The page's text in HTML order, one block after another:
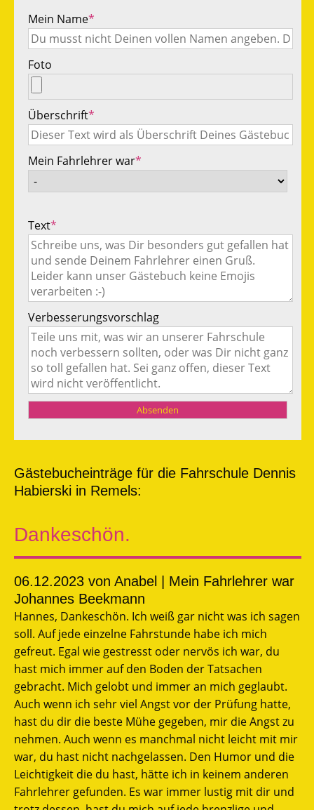
Mein Name*
Foto
Überschrift*
Mein Fahrlehrer war*
Text*
Verbesserungsvorschlag
Gästebucheinträge für die Fahrschule Dennis
Habierski in Remels:
Dankeschön.
06.12.2023 von Anabel | Mein Fahrlehrer war
Johannes Beekmann
Hannes, Dankeschön. Ich weiß gar nicht was ich sagen
soll. Auf jede einzelne Fahrstunde habe ich mich
gefreut. Egal wie gestresst oder nervös ich war, du
hast mich immer auf den Boden der Tatsachen
gebracht. Mich gelobt und immer an mich geglaubt.
Auch wenn ich sehr viel Angst vor der Prüfung hatte,
hast du dir die beste Mühe gegeben, mir die Angst zu
nehmen. Auch wenn es manchmal nicht leicht mit mir
war, du hast nicht nachgelassen. Den Humor und die
Leichtigkeit die du hast, hätte ich in keinem anderen
Fahrlehrer gefunden. Es war immer lustig mit dir und